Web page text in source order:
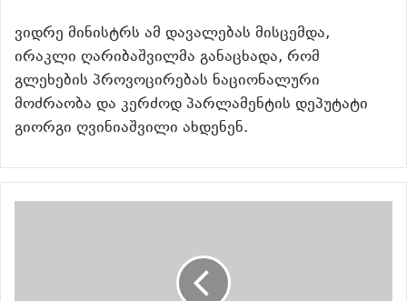
ვიდრე მინისტრს ამ დავალებას მისცემდა,
ირაკლი ღარიბაშვილმა განაცხადა, რომ
გლეხების პროვოცირებას ნაციონალური
მოძრაობა და კერძოდ პარლამენტის დეპუტატი
გიორგი ღვინიაშვილი ახდენენ.